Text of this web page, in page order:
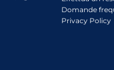
Domande
Privacy Policy